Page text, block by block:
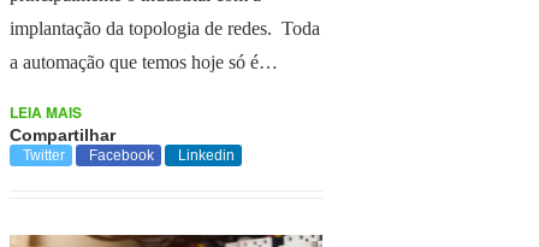
implantação da topologia de redes. Toda
a automação que temos hoje só é…
LEIA MAIS
Compartilhar
Twitter Facebook Linkedin